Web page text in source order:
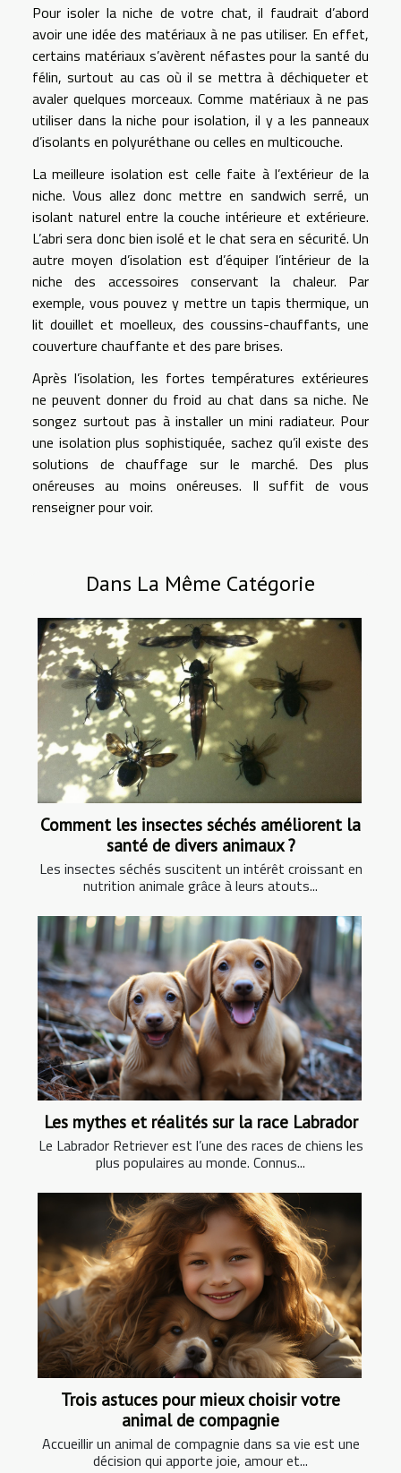
Pour isoler la niche de votre chat, il faudrait d’abord
avoir une idée des matériaux à ne pas utiliser. En effet,
certains matériaux s’avèrent néfastes pour la santé du
félin, surtout au cas où il se mettra à déchiqueter et
avaler quelques morceaux. Comme matériaux à ne pas
utiliser dans la niche pour isolation, il y a les panneaux
d’isolants en polyuréthane ou celles en multicouche.
La meilleure isolation est celle faite à l’extérieur de la
niche. Vous allez donc mettre en sandwich serré, un
isolant naturel entre la couche intérieure et extérieure.
L’abri sera donc bien isolé et le chat sera en sécurité. Un
autre moyen d’isolation est d’équiper l’intérieur de la
niche des accessoires conservant la chaleur. Par
exemple, vous pouvez y mettre un tapis thermique, un
lit douillet et moelleux, des coussins-chauffants, une
couverture chauffante et des pare brises.
Après l’isolation, les fortes températures extérieures
ne peuvent donner du froid au chat dans sa niche. Ne
songez surtout pas à installer un mini radiateur. Pour
une isolation plus sophistiquée, sachez qu’il existe des
solutions de chauffage sur le marché. Des plus
onéreuses au moins onéreuses. Il suffit de vous
renseigner pour voir.
Dans La Même Catégorie
Comment les insectes séchés améliorent la
santé de divers animaux ?
Les insectes séchés suscitent un intérêt croissant en
nutrition animale grâce à leurs atouts...
Les mythes et réalités sur la race Labrador
Le Labrador Retriever est l’une des races de chiens les
plus populaires au monde. Connus...
Trois astuces pour mieux choisir votre
animal de compagnie
Accueillir un animal de compagnie dans sa vie est une
décision qui apporte joie, amour et...